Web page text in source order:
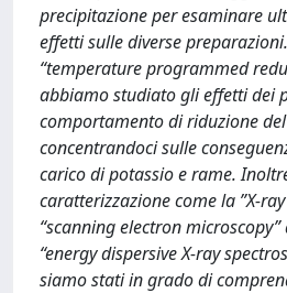
precipitazione per esaminare
effetti sulle diverse
“temperature programmed
abbiamo studiato gli effetti dei
comportamento di riduzione
concentrandoci sulle
carico di potassio e rame.
caratterizzazione come la ”X-
“scanning electron
“energy dispersive X-ray
siamo stati in grado di